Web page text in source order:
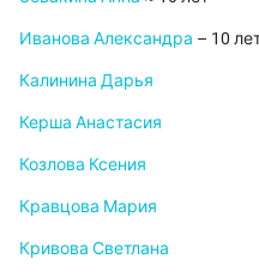
Иванова Александра – 10
Калинина Дарья
Керша Анастасия
Козлова Ксения
Кравцова Мария
Кривова Светлана